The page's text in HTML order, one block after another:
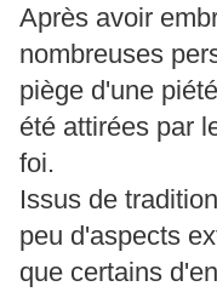
Après avoir
nombreuses
piège d'une
été attirées par
foi.
Issus de
peu d'aspects
que certains